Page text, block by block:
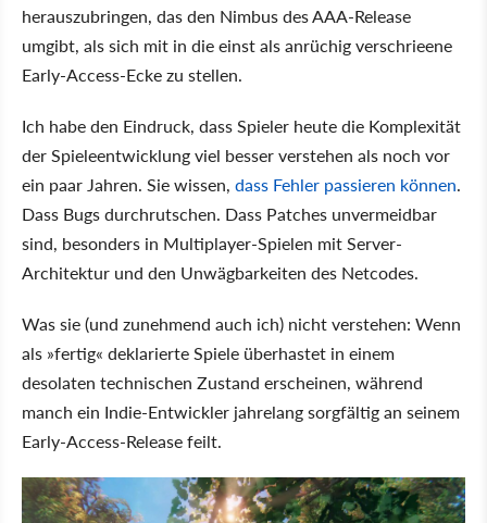
herauszubringen, das den Nimbus des AAA-Release
umgibt, als sich mit in die einst als anrüchig verschrieene
Early-Access-Ecke zu stellen.
Ich habe den Eindruck, dass Spieler heute die Komplexität
der Spieleentwicklung viel besser verstehen als noch vor
ein paar Jahren. Sie wissen, dass Fehler passieren können.
Dass Bugs durchrutschen. Dass Patches unvermeidbar
sind, besonders in Multiplayer-Spielen mit Server-
Architektur und den Unwägbarkeiten des Netcodes.
Was sie (und zunehmend auch ich) nicht verstehen: Wenn
als »fertig« deklarierte Spiele überhastet in einem
desolaten technischen Zustand erscheinen, während
manch ein Indie-Entwickler jahrelang sorgfältig an seinem
Early-Access-Release feilt.